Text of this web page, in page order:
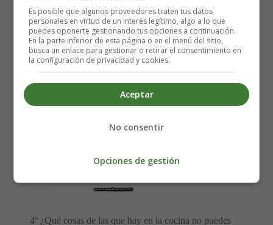
2º ¿Quépesamás unkilode peras o un kilo de pasta?
3º ¿Qué cosas de la cocina puedespesarcon una
balanza como está?
4º ¿Qué cosas de las que hay en la cocina no puedes
Es posible que algunos proveedores traten tus datos
personales en virtud de un interés legítimo, algo a lo que
puedes oponerte gestionando tus opciones a continuación.
En la parte inferior de esta página o en el menú del sitio,
busca un enlace para gestionar o retirar el consentimiento en
la configuración de privacidad y cookies.
Aceptar
No consentir
Opciones de gestión